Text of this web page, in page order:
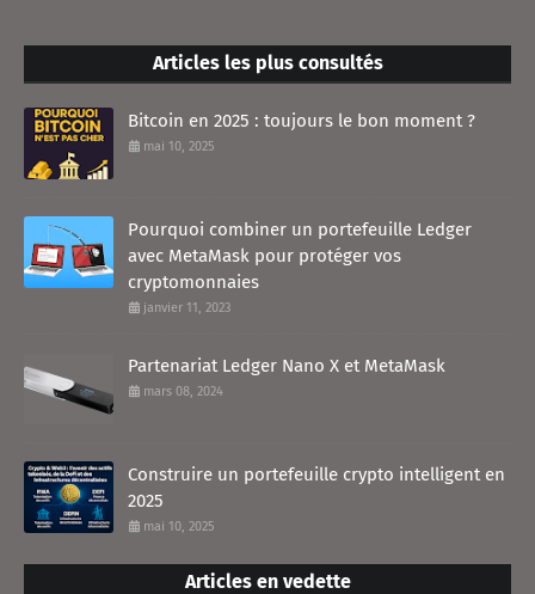
Articles les plus consultés
Bitcoin en 2025 : toujours le bon moment ?
mai 10, 2025
Pourquoi combiner un portefeuille Ledger
avec MetaMask pour protéger vos
cryptomonnaies
janvier 11, 2023
Partenariat Ledger Nano X et MetaMask
mars 08, 2024
Construire un portefeuille crypto intelligent en
2025
mai 10, 2025
Articles en vedette